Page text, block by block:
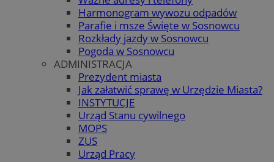
Harmonogram wywozu odpadów
Parafie i msze Święte w Sosnowcu
Rozkłady jazdy w Sosnowcu
Pogoda w Sosnowcu
ADMINISTRACJA
Prezydent miasta
Jak załatwić sprawę w Urzędzie Miasta?
INSTYTUCJE
Urząd Stanu cywilnego
MOPS
ZUS
Urząd Pracy